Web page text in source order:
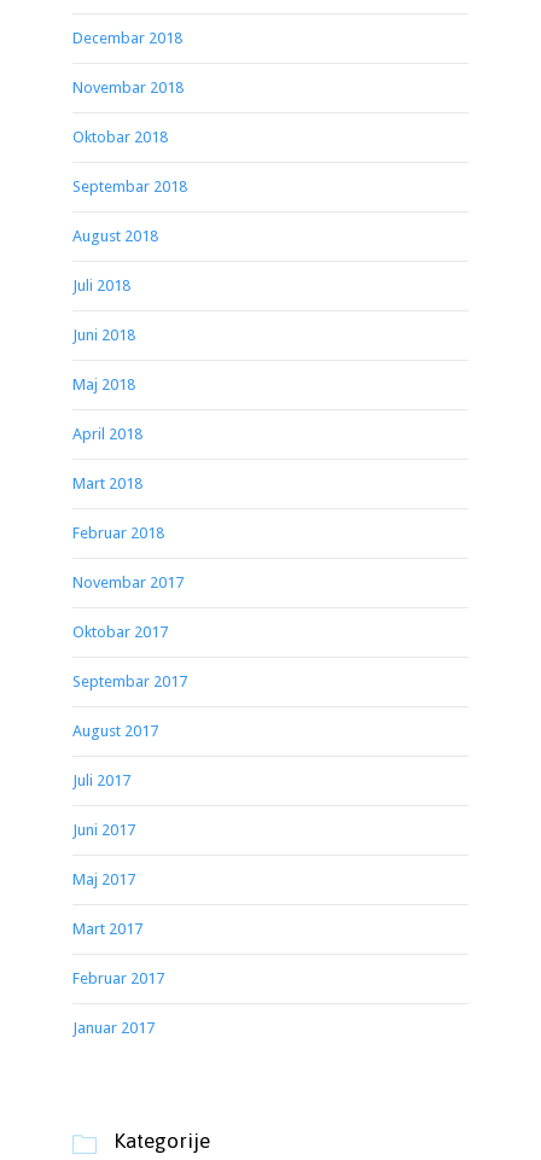
Decembar 2018
Novembar 2018
Oktobar 2018
Septembar 2018
August 2018
Juli 2018
Juni 2018
Maj 2018
April 2018
Mart 2018
Februar 2018
Novembar 2017
Oktobar 2017
Septembar 2017
August 2017
Juli 2017
Juni 2017
Maj 2017
Mart 2017
Februar 2017
Januar 2017
 Kategorije